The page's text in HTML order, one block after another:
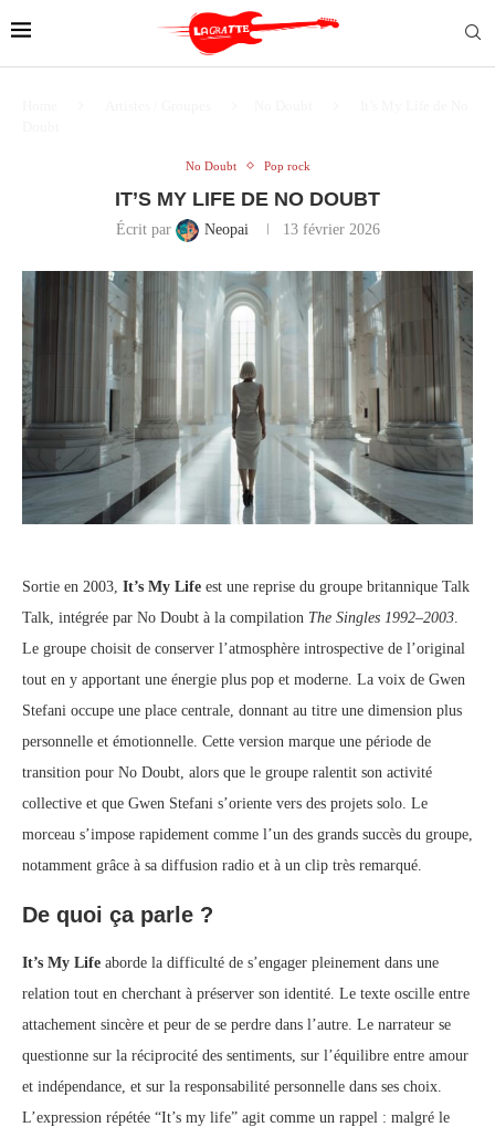
No Doubt Pop rock
IT’S MY LIFE DE NO DOUBT
Écrit par Neopai 13 février 2026
Sortie en 2003, It’s My Life est une reprise du groupe britannique Talk
Talk, intégrée par No Doubt à la compilation The Singles 1992–2003
Le groupe choisit de conserver l’atmosphère introspective de l’original
tout en y apportant une énergie plus pop et moderne. La voix de Gwen
Stefani occupe une place centrale, donnant au titre une dimension plus
personnelle et émotionnelle. Cette version marque une période de
transition pour No Doubt, alors que le groupe ralentit son activité
collective et que Gwen Stefani s’oriente vers des projets solo. Le
morceau s’impose rapidement comme l’un des grands succès du groupe,
notamment grâce à sa diffusion radio et à un clip très remarqué.
De quoi ça parle ?
It’s My Life aborde la difficulté de s’engager pleinement dans une
relation tout en cherchant à préserver son identité. Le texte oscille entre
attachement sincère et peur de se perdre dans l’autre. Le narrateur se
questionne sur la réciprocité des sentiments, sur l’équilibre entre amour
et indépendance, et sur la responsabilité personnelle dans ses choix.
L’expression répétée “It’s my life” agit comme un rappel : malgré le